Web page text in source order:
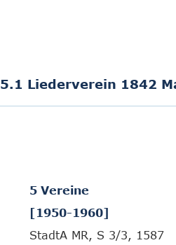
5.1 Liederverein 1842
5 Vereine
[1950-1960]
StadtA MR, S 3/3, 1587